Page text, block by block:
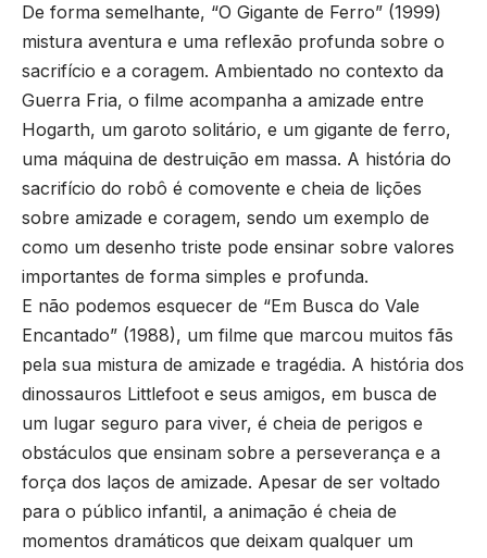
De forma semelhante, “O Gigante de Ferro” (1999)
mistura aventura e uma reflexão profunda sobre o
sacrifício e a coragem. Ambientado no contexto da
Guerra Fria, o filme acompanha a amizade entre
Hogarth, um garoto solitário, e um gigante de ferro,
uma máquina de destruição em massa. A história do
sacrifício do robô é comovente e cheia de lições
sobre amizade e coragem, sendo um exemplo de
como um desenho triste pode ensinar sobre valores
importantes de forma simples e profunda.
E não podemos esquecer de “Em Busca do Vale
Encantado” (1988), um filme que marcou muitos fãs
pela sua mistura de amizade e tragédia. A história dos
dinossauros Littlefoot e seus amigos, em busca de
um lugar seguro para viver, é cheia de perigos e
obstáculos que ensinam sobre a perseverança e a
força dos laços de amizade. Apesar de ser voltado
para o público infantil, a animação é cheia de
momentos dramáticos que deixam qualquer um